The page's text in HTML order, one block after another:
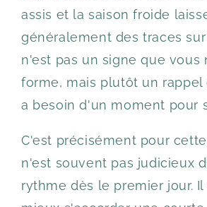
assis et la saison froide
généralement des traces
n'est pas un signe que vous
forme, mais plutôt un rappel
a besoin d'un moment pour
C'est précisément pour
n'est souvent pas judicieux
rythme dès le premier jour.